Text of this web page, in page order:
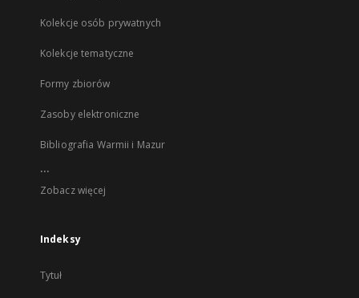
Kolekcje osób prywatnych
Kolekcje tematyczne
Formy zbiorów
Zasoby elektroniczne
Bibliografia Warmii i Mazur
...
Zobacz więcej
Indeksy
Tytuł